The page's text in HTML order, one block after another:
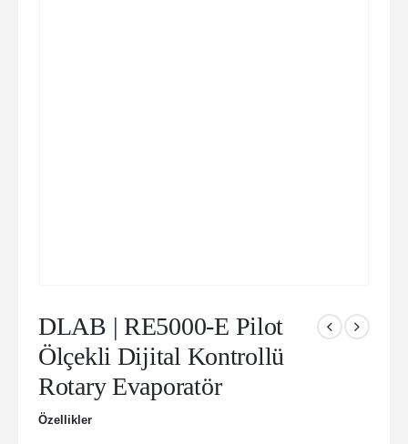
DLAB | RE5000-E Pilot
Ölçekli Dijital Kontrollü
Rotary Evaporatör
Özellikler